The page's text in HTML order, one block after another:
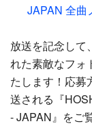
JAPAN 全曲
放送を記念して
れた素敵なフォ
たします！応募
送される『
- JAPAN』をご